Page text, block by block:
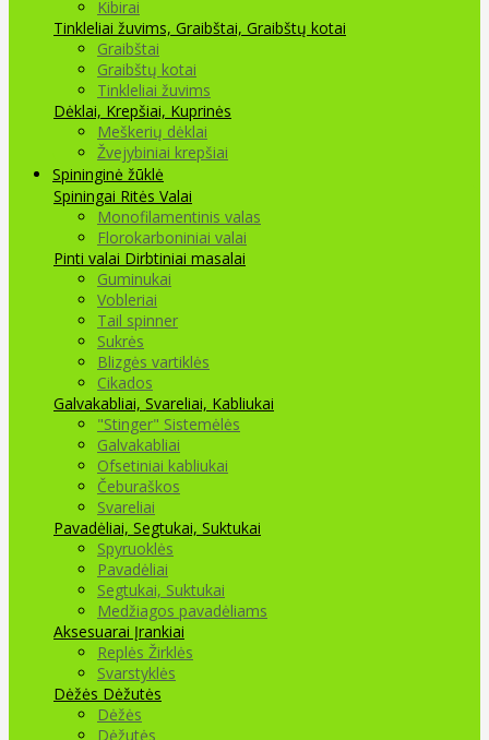
Kibirai
Tinkleliai žuvims, Graibštai, Graibštų kotai
Graibštai
Graibštų kotai
Tinkleliai žuvims
Dėklai, Krepšiai, Kuprinės
Meškerių dėklai
Žvejybiniai krepšiai
Spininginė žūklė
Spiningai Ritės Valai
Monofilamentinis valas
Florokarboniniai valai
Pinti valai Dirbtiniai masalai
Guminukai
Vobleriai
Tail spinner
Sukrės
Blizgės vartiklės
Cikados
Galvakabliai, Svareliai, Kabliukai
"Stinger" Sistemėlės
Galvakabliai
Ofsetiniai kabliukai
Čeburaškos
Svareliai
Pavadėliai, Segtukai, Suktukai
Spyruoklės
Pavadėliai
Segtukai, Suktukai
Medžiagos pavadėliams
Aksesuarai Įrankiai
Replės Žirklės
Svarstyklės
Dėžės Dėžutės
Dėžės
Dėžutės